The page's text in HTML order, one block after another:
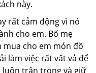
này.
rất cảm động vì nó
cho em. Bố mẹ
cho em món đồ
làm việc rất vất vả để
luôn trân trọng và giữ